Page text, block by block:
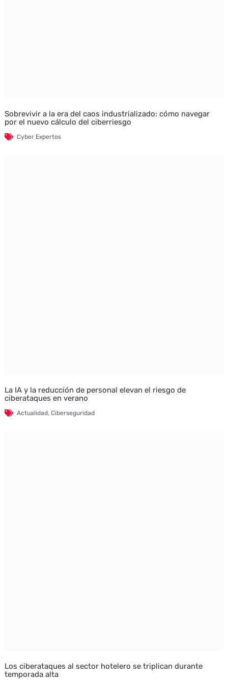
Sobrevivir a la era del caos industrializado: cómo navegar
por el nuevo cálculo del ciberriesgo
Cyber Expertos
La IA y la reducción de personal elevan el riesgo de
ciberataques en verano
Actualidad, Ciberseguridad
Los ciberataques al sector hotelero se triplican durante
temporada alta